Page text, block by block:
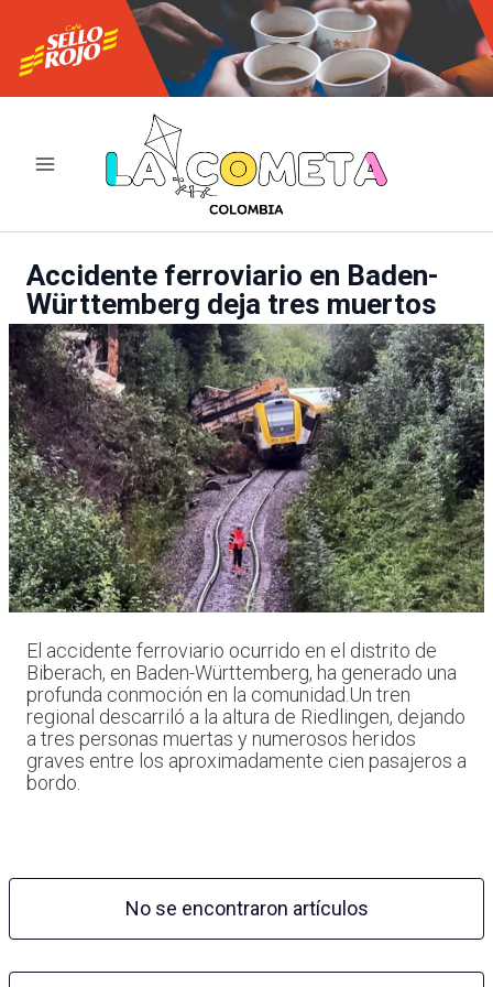
contenido
Accidente ferroviario en Baden-
Württemberg deja tres muertos
El accidente ferroviario ocurrido en el distrito de
Biberach, en Baden-Württemberg, ha generado una
profunda conmoción en la comunidad.Un tren
regional descarriló a la altura de Riedlingen, dejando
a tres personas muertas y numerosos heridos
graves entre los aproximadamente cien pasajeros a
bordo.
No se encontraron artículos